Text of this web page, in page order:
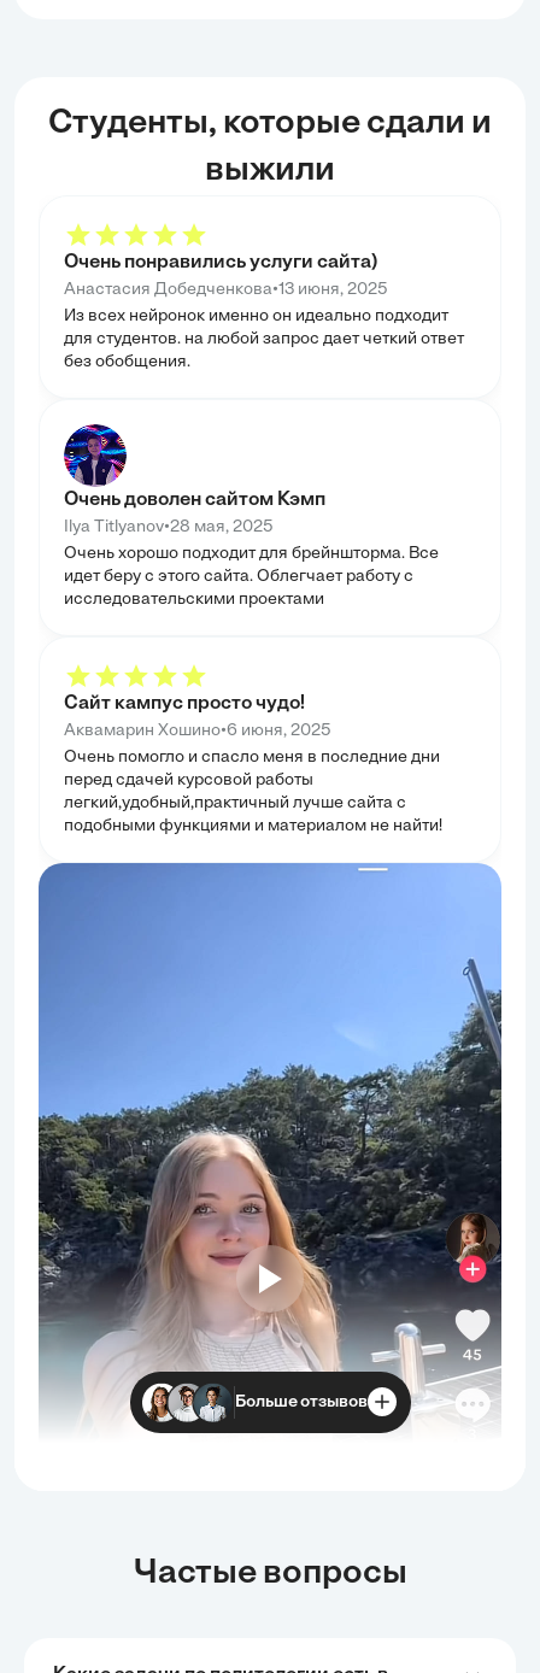
Студенты, которые сдали и
выжили
Очень понравились услуги сайта)
Анастасия Добедченкова•13 июня, 2025
Из всех нейронок именно он идеально подходит
для студентов. на любой запрос дает четкий ответ
без обобщения.
Очень доволен сайтом Кэмп
Ilya Titlyanov•28 мая, 2025
Очень хорошо подходит для брейншторма. Все
идет беру с этого сайта. Облегчает работу с
исследовательскими проектами
Сайт кампус просто чудо!
Аквамарин Хошино•6 июня, 2025
Очень помогло и спасло меня в последние дни
перед сдачей курсовой работы
легкий,удобный,практичный лучше сайта с
подобными функциями и материалом не найти!
Больше отзывов
Частые вопросы